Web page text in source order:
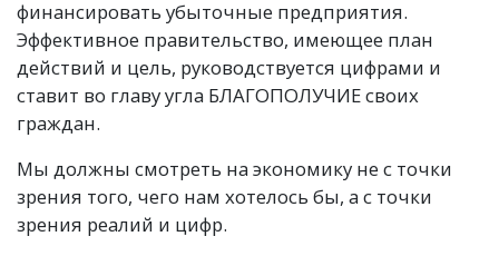
финансировать убыточные предприятия.
Эффективное правительство, имеющее план
действий и цель, руководствуется цифрами и
ставит во главу угла БЛАГОПОЛУЧИЕсвоих
граждан.
Мы должны смотреть на экономику не с точки
зрения того, чего нам хотелось бы, а с точки
зрения реалий и цифр.